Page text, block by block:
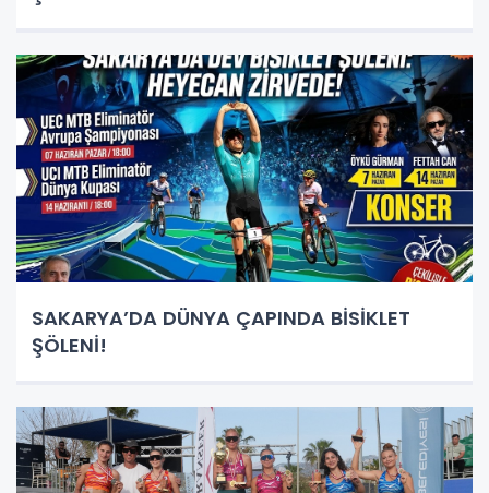
SAKARYA’DA DÜNYA ÇAPINDA BİSİKLET
ŞÖLENİ!